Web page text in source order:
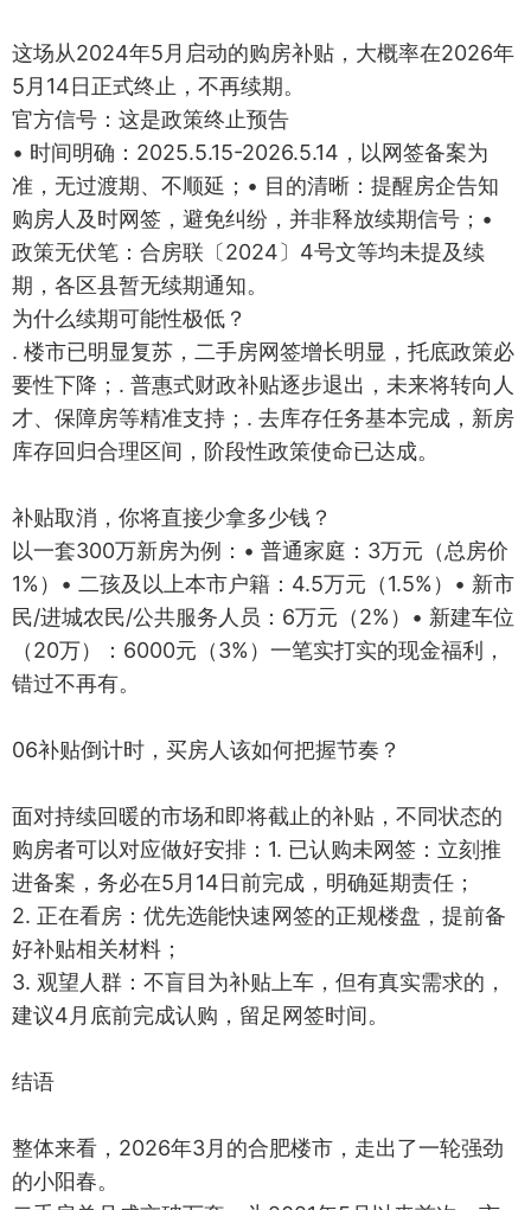
这场从2024年5月启动的购房补贴，大概率在2026年
5月14日正式终止，不再续期。
官方信号：这是政策终止预告
• 时间明确：2025.5.15-2026.5.14，以网签备案为
准，无过渡期、不顺延；• 目的清晰：提醒房企告知
购房人及时网签，避免纠纷，并非释放续期信号；•
政策无伏笔：合房联〔2024〕4号文等均未提及续
期，各区县暂无续期通知。
为什么续期可能性极低？
. 楼市已明显复苏，二手房网签增长明显，托底政策必
要性下降；. 普惠式财政补贴逐步退出，未来将转向人
才、保障房等精准支持；. 去库存任务基本完成，新房
库存回归合理区间，阶段性政策使命已达成。
补贴取消，你将直接少拿多少钱？
以一套300万新房为例：• 普通家庭：3万元（总房价
1%）• 二孩及以上本市户籍：4.5万元（1.5%）• 新市
民/进城农民/公共服务人员：6万元（2%）• 新建车位
（20万）：6000元（3%）一笔实打实的现金福利，
错过不再有。
06补贴倒计时，买房人该如何把握节奏？
面对持续回暖的市场和即将截止的补贴，不同状态的
购房者可以对应做好安排：1. 已认购未网签：立刻推
进备案，务必在5月14日前完成，明确延期责任；
2. 正在看房：优先选能快速网签的正规楼盘，提前备
好补贴相关材料；
3. 观望人群：不盲目为补贴上车，但有真实需求的，
建议4月底前完成认购，留足网签时间。
结语
整体来看，2026年3月的合肥楼市，走出了一轮强劲
的小阳春。